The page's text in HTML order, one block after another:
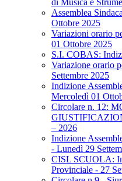
di Musica e
Assemblea
Ottobre 2025
Variazioni orario
01 Ottobre 2025
S.I. COBAS:
Variazione orario
Settembre 2025
Indizione
Mercoledì 01
Circolare n. 12:
– 2026
Indizione
- Lunedì 29
CISL SCUOLA:
Provinciale - 27